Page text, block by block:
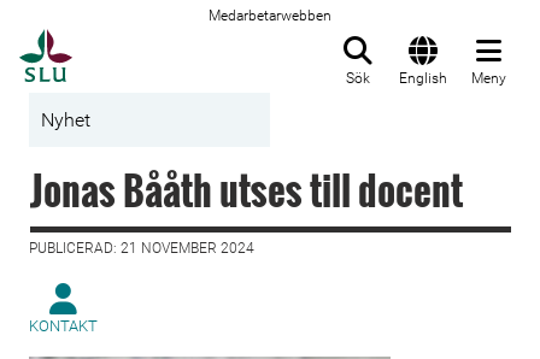
Medarbetarwebben
Sök English Meny
Nyhet
Jonas Bååth utses till docent
PUBLICERAD: 21 NOVEMBER 2024
KONTAKT